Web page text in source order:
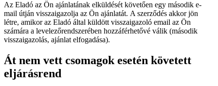
Az Eladó az Ön ajánlatának elküldését követően egy második e-
mail útján visszaigazolja az Ön ajánlatát. A szerződés akkor jön
létre, amikor az Eladó által küldött visszaigazoló email az Ön
számára a levelezőrendszerében hozzáférhetővé válik (második
visszaigazolás, ajánlat elfogadása).
Át nem vett csomagok esetén követett
eljárásrend